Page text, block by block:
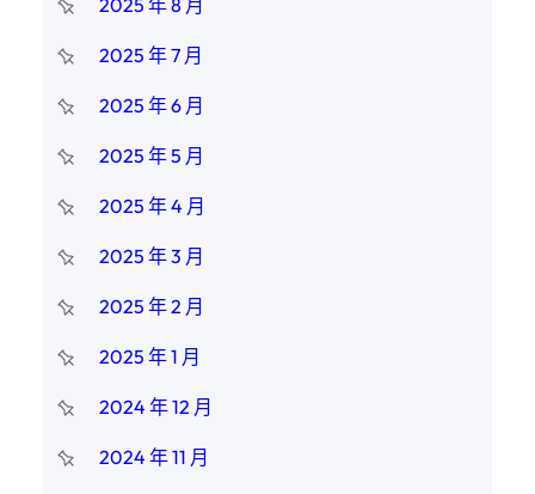
2025 年 8 月
2025 年 7 月
2025 年 6 月
2025 年 5 月
2025 年 4 月
2025 年 3 月
2025 年 2 月
2025 年 1 月
2024 年 12 月
2024 年 11 月